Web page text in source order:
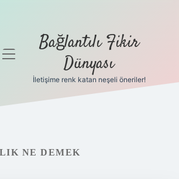
menüyü
Bağlantılı Fikir
Dünyası
İletişime renk katan neşeli öneriler!
NE DEMEK